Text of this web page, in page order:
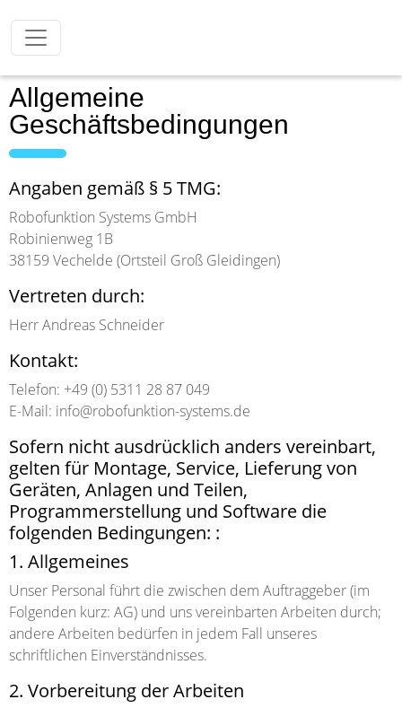
Allgemeine
Geschäftsbedingungen
Angaben gemäß § 5 TMG:
Robofunktion Systems GmbH
Robinienweg 1B
38159 Vechelde (Ortsteil Groß Gleidingen)
Vertreten durch:
Herr Andreas Schneider
Kontakt:
Telefon: +49 (0) 5311 28 87 049
E-Mail: info@robofunktion-systems.de
Sofern nicht ausdrücklich anders vereinbart,
gelten für Montage, Service, Lieferung von
Geräten, Anlagen und Teilen,
Programmerstellung und Software die
folgenden Bedingungen: :
1. Allgemeines
Unser Personal führt die zwischen dem Auftraggeber (im
Folgenden kurz: AG) und uns vereinbarten Arbeiten durch;
andere Arbeiten bedürfen in jedem Fall unseres
schriftlichen Einverständnisses.
2. Vorbereitung der Arbeiten